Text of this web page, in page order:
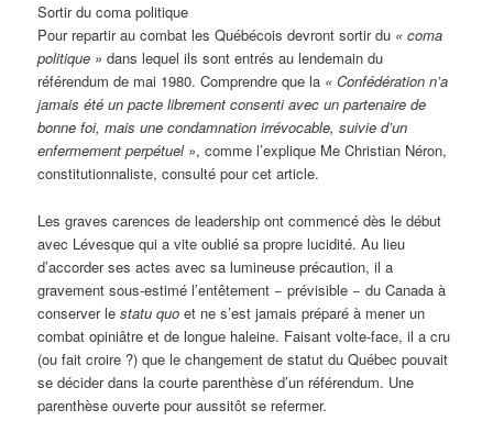
Sortir du coma politique
Pour repartir au combat les Québécois devront sortir du « coma
politique » dans lequel ils sont entrés au lendemain du
référendum de mai 1980. Comprendre que la « Confédération n’a
jamais été un pacte librement consenti avec un partenaire de
bonne foi, mais une condamnation irrévocable, suivie d’un
enfermement perpétuel », comme l’explique Me Christian Néron,
constitutionnaliste, consulté pour cet article.
Les graves carences de leadership ont commencé dès le début
avec Lévesque qui a vite oublié sa propre lucidité. Au lieu
d’accorder ses actes avec sa lumineuse précaution, il a
gravement sous-estimé l’entêtement − prévisible − du Canada à
conserver lestatu quo et ne s’est jamais préparé à mener un
combat opiniâtre et de longue haleine. Faisant volte-face, il a cru
(ou fait croire ?) que le changement de statut du Québec pouvait
se décider dans la courte parenthèse d’un référendum. Une
parenthèse ouverte pour aussitôt se refermer.